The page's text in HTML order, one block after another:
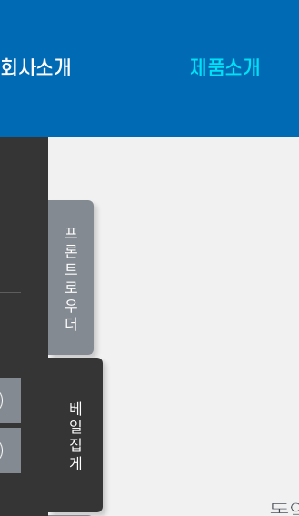
회사소개
제품소개
프
론
트
로
우
더
베
일
집
게